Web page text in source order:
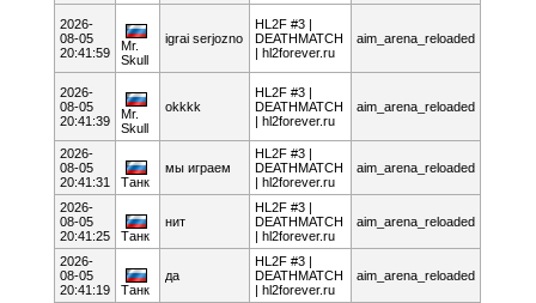
2026-
08-05
20:41:59
Mr.
Skull
igrai serjozno
HL2F #3 |
DEATHMATCH
| hl2forever.ru
aim_arena_reloaded
2026-
08-05
20:41:39
Mr.
Skull
okkkk
HL2F #3 |
DEATHMATCH
| hl2forever.ru
aim_arena_reloaded
2026-
08-05
20:41:31
Танк
мы играем
HL2F #3 |
DEATHMATCH
| hl2forever.ru
aim_arena_reloaded
2026-
08-05
20:41:25
Танк
нит
HL2F #3 |
DEATHMATCH
| hl2forever.ru
aim_arena_reloaded
2026-
08-05
20:41:19
Танк
да
HL2F #3 |
DEATHMATCH
| hl2forever.ru
aim_arena_reloaded